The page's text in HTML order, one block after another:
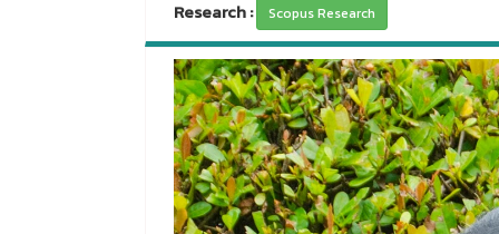
Research : Scopus Research